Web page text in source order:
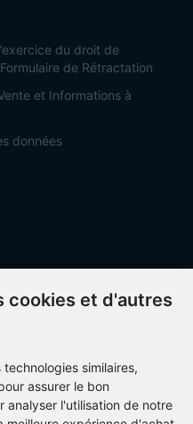
du droit de
de Rétractation
et Informations à
données
cookies et d'autres
similaires,
assurer le bon
analyser l'utilisation de notre